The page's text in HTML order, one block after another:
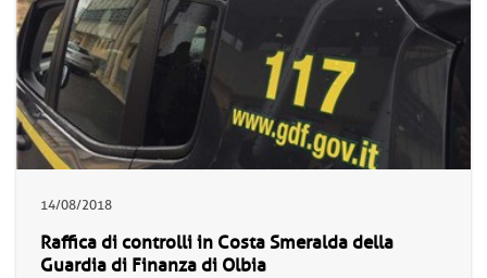
14/08/2018
Raffica di controlli in Costa Smeralda della
Guardia di Finanza di Olbia